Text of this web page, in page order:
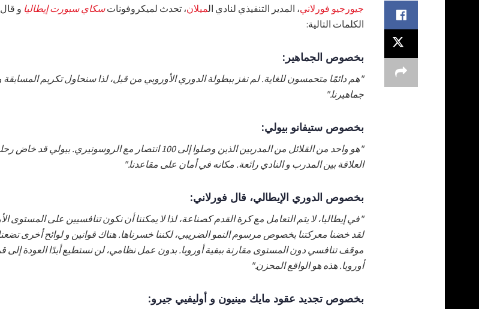
جيورجيو فورلاني، المدير التنفيذي لنادي الميلان، تحدث لميكروفوناتسكاي سبورت إيطاليا و قال
الكلمات التالية:
بخصوص الجماهير:
"هم دائمًا متحمسون للغاية. لم نفز ببطولة الدوري الأوروبي من قبل، لذا سنحاول تكريم المسابقة
جماهيرنا."
بخصوص ستيفانو بيولي:
"هو واحد من القلائل من المدربين الذين وصلوا إلى 100 انتصار مع الروسونيري. بيولي
العلاقة بين المدرب و النادي رائعة. مكانه في أمان على مقاعدنا."
بخصوص الدوري الإيطالي، قال فورلاني:
"في إيطاليا، لا يتم التعامل مع كرة القدم كصناعة، لذا لا يمكننا أن نكون تنافسيين على المستوى
لقد خضنا معركتنا بخصوص مرسوم النمو الضريبي، لكننا خسرناها. هناك قوانين و لوائح أخرى
موقف تنافسي دون المستوى مقارنة ببقية أوروبا. بدون عمل نظامي، لن نستطيع أبدًا العودة إلى
أوروبا. هذه هو الواقع المحزن."
بخصوص تجديد عقود مايك مينيون و أوليفيي جيرو: